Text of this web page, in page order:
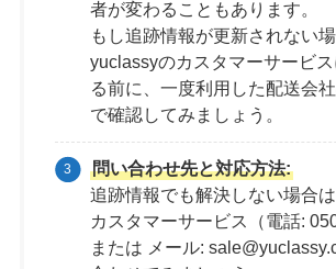
者が変わることもあります。
もし追跡情報が更新されない場
yuclassyのカスタマーサービ
る前に、一度利用した配送会
で確認してみましょう。
問い合わせ先と対応方法:
追跡情報でも解決しない場合
カスタマーサービス（電話:
または メール: